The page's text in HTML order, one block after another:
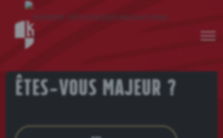
Êtes-vous majeur ?